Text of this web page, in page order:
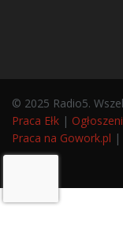
© 2025 Radio5.
Praca Ełk |
Praca na Gowork.pl |